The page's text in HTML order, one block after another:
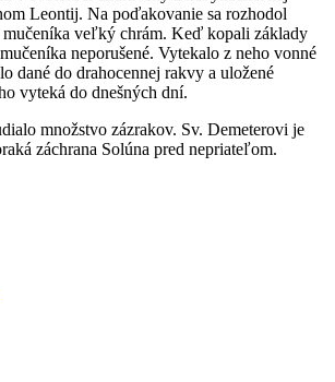
Leontij. Na poďakovanie sa rozhodol
veľký chrám. Keď kopali základy
neporušené. Vytekalo z neho vonné
dané do drahocennej rakvy a uložené
vyteká do dnešných dní.
množstvo zázrakov. Sv. Demeterovi je
záchrana Solúna pred nepriateľom.